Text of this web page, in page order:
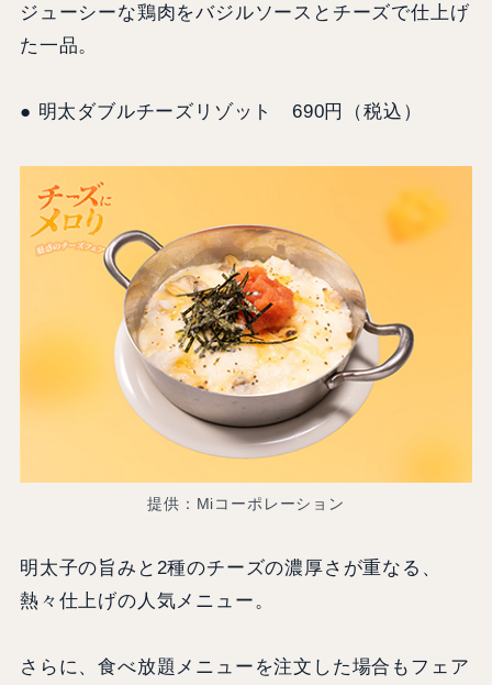
ジューシーな鶏肉をバジルソースとチーズで仕上げ
た一品。
● 明太ダブルチーズリゾット 690円（税込）
提供：Miコーポレーション
明太子の旨みと2種のチーズの濃厚さが重なる、
熱々仕上げの人気メニュー。
さらに、食べ放題メニューを注文した場合もフェア